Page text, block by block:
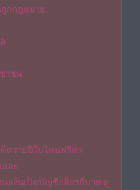
กกฎหมาย
าชน
ตรายปีใบไหนฟรีค่า
เลย
มเงินเปิดบัญชีกสิกรกี่บาท ดู